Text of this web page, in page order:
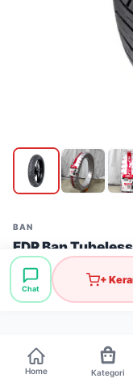
BAN
FDR Ban
Stok: 29 pcs
Chat
+
Home Kategori